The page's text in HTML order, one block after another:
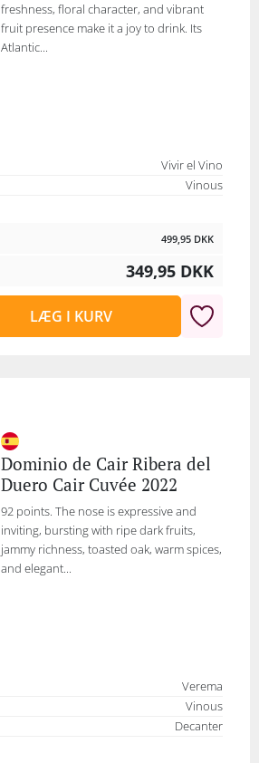
freshness, floral character, and vibrant
fruit presence make it a joy to drink. Its
Atlantic...
Vivir el Vino
Vinous
499,95 DKK
349,95 DKK
LÆG I KURV
Dominio de Cair Ribera del
Duero Cair Cuvée 2022
92 points. The nose is expressive and
inviting, bursting with ripe dark fruits,
jammy richness, toasted oak, warm spices,
and elegant...
Verema
Vinous
Decanter